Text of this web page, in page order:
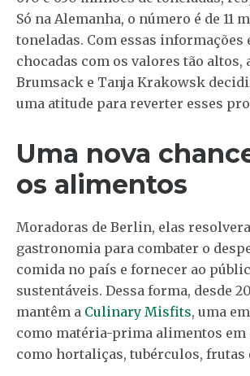
Só na Alemanha, o número é de 11
toneladas. Com essas informações
chocadas com os valores tão altos,
Brumsack e Tanja Krakowsk
uma atitude para reverter esses
Uma nova
os alimentos
Moradoras de Berlin, elas
gastronomia para combater o
comida no país e fornecer ao
sustentáveis. Dessa forma, desde
mantêm a Culinary Misfits, uma
como matéria-prima alimentos em
como hortaliças, tubérculos, frutas